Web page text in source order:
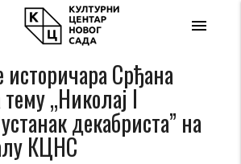
menu
Срђана
„Николај I
декабриста” на
КЦНС